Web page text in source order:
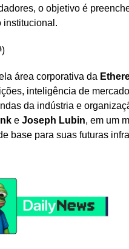
o objetivo é
institucional.
)
área corporativa da
inteligência de
da indústria e
e Joseph Lubin, em um
base para suas futuras